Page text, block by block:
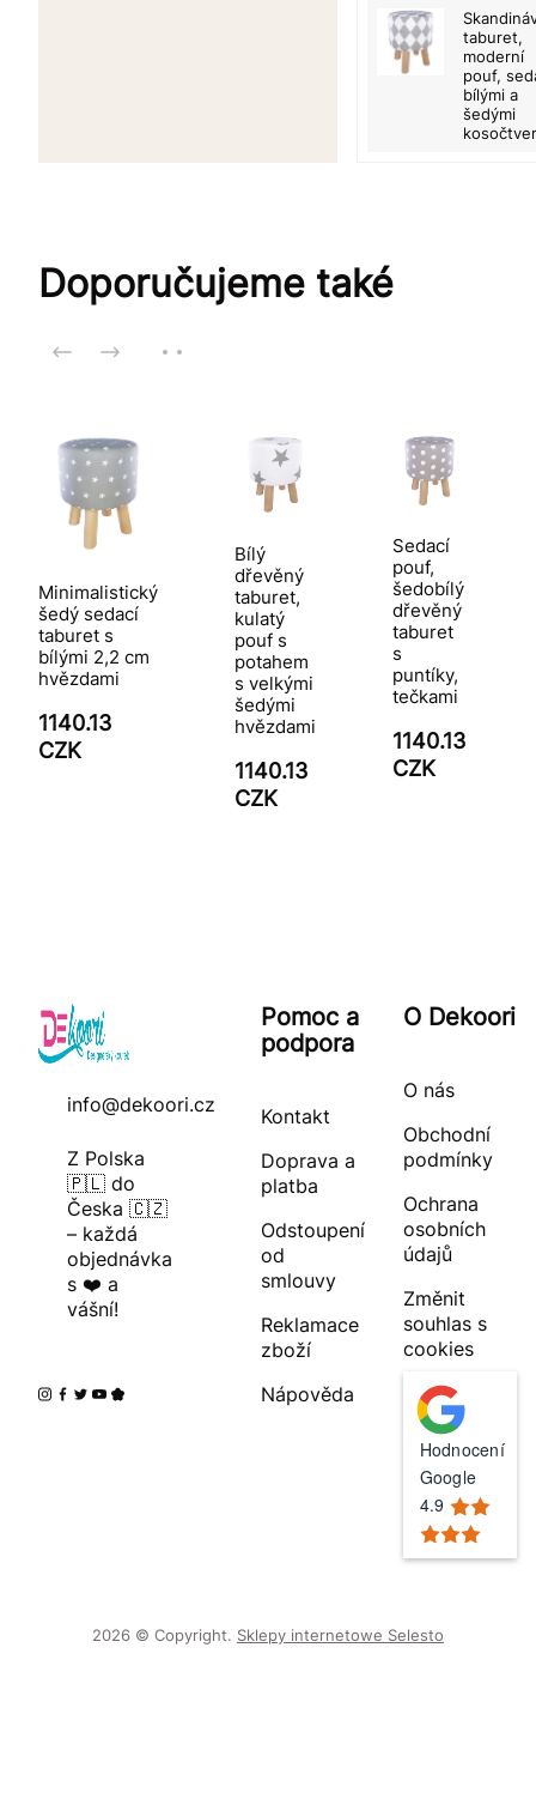
taburet,
moderní
pouf,
bílými a
šedými
Doporučujeme také
Minimalistický
šedý sedací
taburet s
bílými 2,2 cm
hvězdami
1140.13
CZK
Bílý
dřevěný
taburet,
kulatý
pouf s
potahem
s velkými
šedými
hvězdami
1140.13
CZK
Sedací
pouf,
šedobílý
dřevěný
taburet
s
puntíky,
tečkami
1140.13
CZK
info@dekoori.cz
Z Polska
🇵🇱 do
Česka 🇨🇿
– každá
objednávka
s ❤️ a
vášní!
Pomoc a
podpora
Kontakt
Doprava a
platba
Odstoupení
od
smlouvy
Reklamace
zboží
Nápověda
O Dekoori
O nás
Obchodní
podmínky
Ochrana
osobních
údajů
Změnit
souhlas s
cookies
Hodnocení
Google
4.9
2026 © Copyright. Sklepy internetowe Selesto